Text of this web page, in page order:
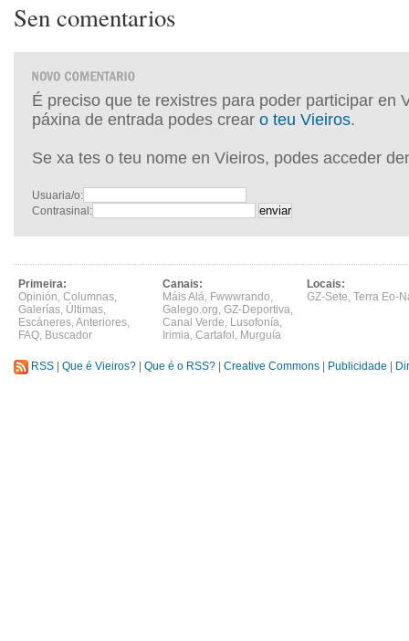
Sen comentarios
É preciso que te rexistres para poder participar en
páxina de entrada podes crear o teu Vieiros.
Se xa tes o teu nome en Vieiros, podes acceder
Usuaria/o:
Contrasinal:
Primeira:
Opinión, Columnas,
Galerías, Últimas,
Escáneres,Anteriores,
FAQ, Buscador
Canais:
Máis Alá, Fwwwrando,
Galego.org, GZ-Deportiva,
Canal Verde, Lusofonía,
Irimia, Cartafol , Murguía
Locais:
GZ-Sete, Terra Eo-
RSS Que é Vieiros? Que é o RSS? Creative Commons Publicidade